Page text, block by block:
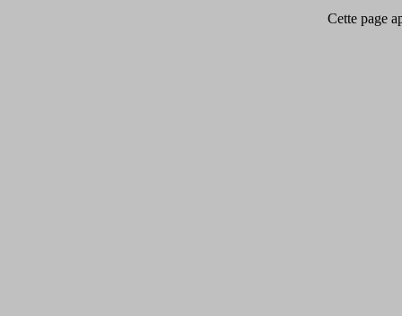
Cette page